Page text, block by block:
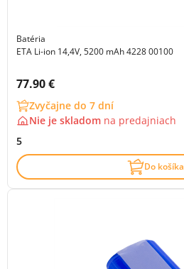
Batéria
ETA Li-ion 14,4V, 5200 mAh 4228 00100
Cena s DPH:
77.90 €
Zvyčajne do 7 dní
Nie je skladom na predajniach
5
Do košíka